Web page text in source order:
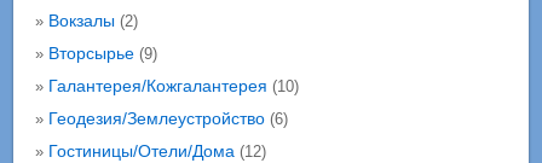
» Вокзалы(2)
» Вторсырье(9)
» Галантерея/Кожгалантерея (10)
» Геодезия/Землеустройство(6)
» Гостиницы/Отели/Дома(12)